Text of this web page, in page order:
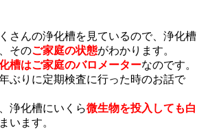
さんの浄化槽を見ているので、浄化槽
そのご家庭の状態がわかります。
槽はご家庭のバロメーターなのです。
ぶりに定期検査に行った時のお話で
浄化槽にいくら微生物を投入しても白
います。